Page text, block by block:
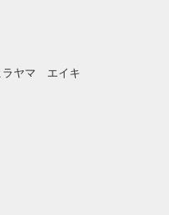
ヤマ エイキ